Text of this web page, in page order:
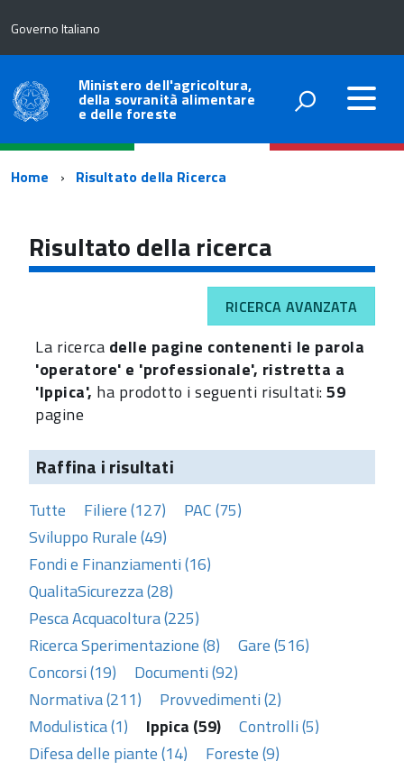
Governo Italiano
Ministero dell'agricoltura,
della sovranità alimentare
e delle foreste
Percorso
navigazione
Home Risultato della Ricerca
Risultato della ricerca
RICERCA AVANZATA
La ricerca delle pagine contenenti le parola
'operatore' e 'professionale', ristretta a
'Ippica', ha prodotto i seguenti risultati:59
pagine
Raffina i risultati
Tutte Filiere (127)
PAC (75)
Sviluppo Rurale (49)
Fondi e Finanziamenti (16)
QualitaSicurezza (28)
Pesca Acquacoltura (225)
Ricerca Sperimentazione (8)
Gare (516)
Concorsi (19)
Documenti (92)
Normativa (211)
Provvedimenti (2)
Modulistica (1)
Ippica (59)
Controlli (5)
Difesa delle piante (14)
Foreste (9)